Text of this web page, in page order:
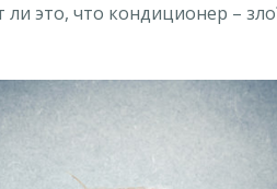
ли это, что кондиционер –